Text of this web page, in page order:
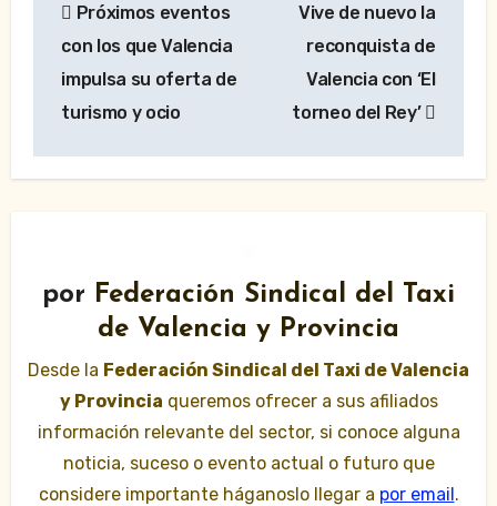
de
entradas
Próximos eventos
con los que Valencia
impulsa su oferta de
turismo y ocio
Vive de nuevo la
reconquista de
Valencia con ‘El
torneo del Rey’
por Federación Sindical del Taxi
de Valencia y Provincia
Desde la Federación Sindical del Taxi de Valencia
y Provincia queremos ofrecer a sus afiliados
información relevante del sector, si conoce alguna
noticia, suceso o evento actual o futuro que
considere importante háganoslo llegar a por email.